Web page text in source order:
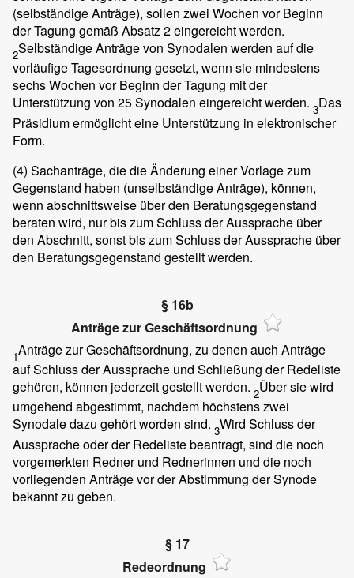
(selbständige Anträge), sollen zwei Wochen vor Beginn
der Tagung gemäß Absatz 2 eingereicht werden.
2Selbständige Anträge von Synodalen werden auf die
vorläufige Tagesordnung gesetzt, wenn sie mindestens
sechs Wochen vor Beginn der Tagung mit der
Unterstützung von 25 Synodalen eingereicht werden. 3Das
Präsidium ermöglicht eine Unterstützung in elektronischer
Form.
(4) Sachanträge, die die Änderung einer Vorlage zum
Gegenstand haben (unselbständige Anträge), können,
wenn abschnittsweise über den Beratungsgegenstand
beraten wird, nur bis zum Schluss der Aussprache über
den Abschnitt, sonst bis zum Schluss der Aussprache über
den Beratungsgegenstand gestellt werden.
§ 16b
Anträge zur Geschäftsordnung
1Anträge zur Geschäftsordnung, zu denen auch Anträge
auf Schluss der Aussprache und Schließung der Redeliste
gehören, können jederzeit gestellt werden. 2Über sie wird
umgehend abgestimmt, nachdem höchstens zwei
Synodale dazu gehört worden sind. 3Wird Schluss der
Aussprache oder der Redeliste beantragt, sind die noch
vorgemerkten Redner und Rednerinnen und die noch
vorliegenden Anträge vor der Abstimmung der Synode
bekannt zu geben.
§ 17
Redeordnung